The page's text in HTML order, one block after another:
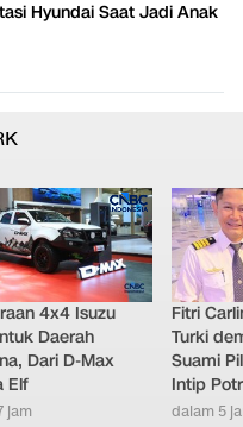
Hyundai Saat Jadi Anak
4x4 Isuzu
Daerah
Dari D-Max
Elf
jam
Fitri
Turki
Suami
Intip
dalam 5